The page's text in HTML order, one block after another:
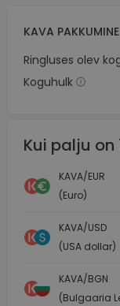
KAVA PAKKUMINE
Ringluses olev
Koguhulk
Kui palju on
KAVA/EUR
(Euro)
KAVA/USD
(USA dollar)
KAVA/BGN
(Bulgaaria